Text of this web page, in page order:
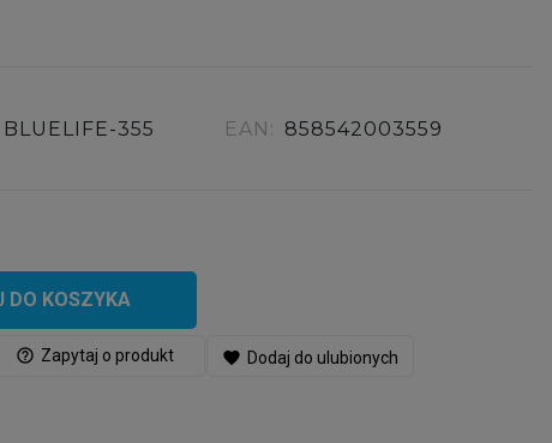
BLUELIFE-355 EAN: 858542003559
DO KOSZYKA
help_outline Zapytaj o produkt favorite Dodaj do ulubionych